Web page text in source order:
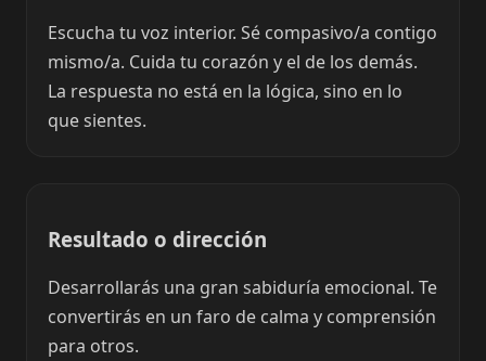
Escucha tu voz interior. Sé compasivo/a contigo
mismo/a. Cuida tu corazón y el de los demás.
La respuesta no está en la lógica, sino en lo
que sientes.
Resultado o dirección
Desarrollarás una gran sabiduría emocional. Te
convertirás en un faro de calma y comprensión
para otros.